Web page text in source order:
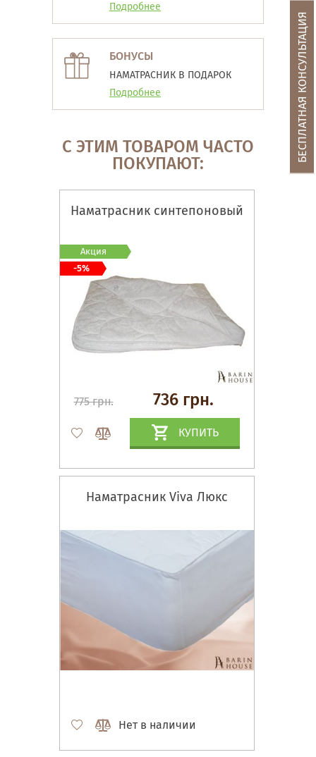
Подробнее
БОНУСЫ
НАМАТРАСНИК В ПОДАРОК
Подробнее
С ЭТИМ ТОВАРОМ ЧАСТО
ПОКУПАЮТ:
Наматрасник синтепоновый
775 грн. 736 грн.
КУПИТЬ
Акция
-5%
Наматрасник Viva Люкс
Нет в наличии
БЕСПЛАТНАЯ КОНСУЛЬТАЦИЯ